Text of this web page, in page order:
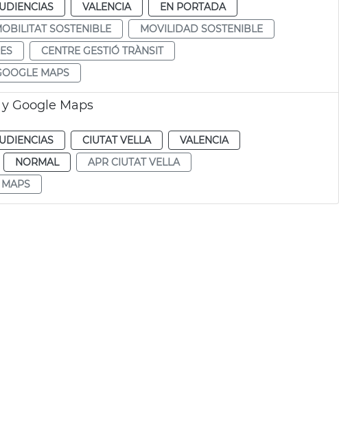
VALENCIA
EN PORTADA
SOSTENIBLE
MOVILIDAD SOSTENIBLE
CENTRE GESTIÓ TRÀNSIT
MAPS
Google Maps
CIUTAT VELLA
VALENCIA
NORMAL
APR CIUTAT VELLA